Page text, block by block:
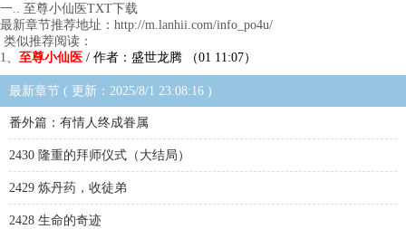
一.. 至尊小仙医TXT下载
最新章节推荐地址：http://m.lanhii.com/info_po4u/
类似推荐阅读：
1、 至尊小仙医 / 作者：盛世龙腾 （01 11:07）
最新章节 ( 更新：2025/8/1 23:08:16 )
番外篇：有情人终成眷属
2430 隆重的拜师仪式（大结局）
2429 炼丹药，收徒弟
2428 生命的奇迹